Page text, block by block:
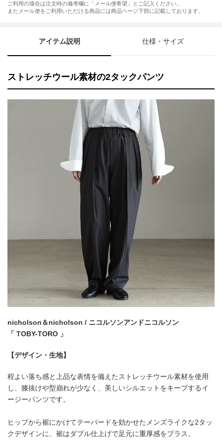
ご利用の場合は注文時の備考欄に「メール便希望」とご記入ください。
またメール便をご利用いただける商品には商品ページ下部に記載しております。
アイテム説明 仕様・サイズ
ストレッチウール素材の2タックパンツ
nicholson＆nicholson / ニコルソンアンドニコルソン
「 TOBY-TORO 」
【デザイン・生地】
程よい落ち感と上品な表情を備えたストレッチウール素材を使用
し、膝抜けや型崩れが少なく、美しいシルエットをキープするイ
ージーパンツです。
ヒップから裾にかけてテーパードを効かせたメンズライクな2タッ
クデザインに、裾はダブル仕上げで足元に重厚感をプラス。